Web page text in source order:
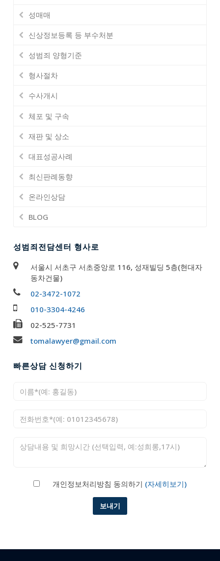
성매매
신상정보등록 등 부수처분
성범죄 양형기준
형사절차
수사개시
체포 및 구속
재판 및 상소
대표성공사례
최신판례동향
온라인상담
BLOG
성범죄전담센터 형사로
서울시 서초구 서초중앙로 116, 성재빌딩 5층(현대자
동차건물)
02-3472-1072
010-3304-4246
02-525-7731
tomalawyer@gmail.com
빠른상담 신청하기
개인정보처리방침 동의하기 (자세히보기)